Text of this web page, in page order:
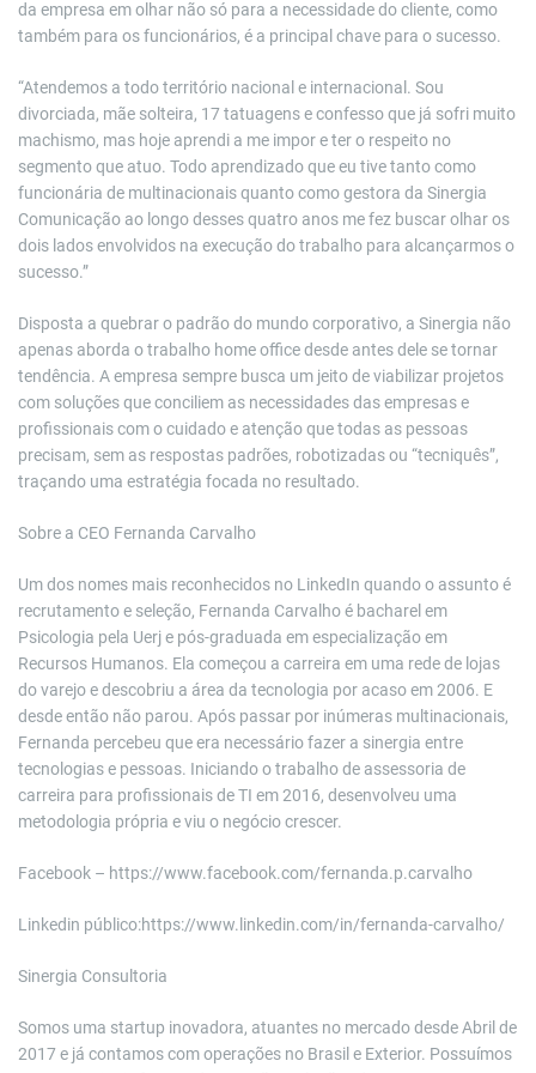
da empresa em olhar não só para a necessidade do cliente, como
também para os funcionários, é a principal chave para o sucesso.
“Atendemos a todo território nacional e internacional. Sou
divorciada, mãe solteira, 17 tatuagens e confesso que já sofri muito
machismo, mas hoje aprendi a me impor e ter o respeito no
segmento que atuo. Todo aprendizado que eu tive tanto como
funcionária de multinacionais quanto como gestora da Sinergia
Comunicação ao longo desses quatro anos me fez buscar olhar os
dois lados envolvidos na execução do trabalho para alcançarmos o
sucesso.”
Disposta a quebrar o padrão do mundo corporativo, a Sinergia não
apenas aborda o trabalho home office desde antes dele se tornar
tendência. A empresa sempre busca um jeito de viabilizar projetos
com soluções que conciliem as necessidades das empresas e
profissionais com o cuidado e atenção que todas as pessoas
precisam, sem as respostas padrões, robotizadas ou “tecniquês”,
traçando uma estratégia focada no resultado.
Sobre a CEO Fernanda Carvalho
Um dos nomes mais reconhecidos no LinkedIn quando o assunto é
recrutamento e seleção, Fernanda Carvalho é bacharel em
Psicologia pela Uerj e pós-graduada em especialização em
Recursos Humanos. Ela começou a carreira em uma rede de lojas
do varejo e descobriu a área da tecnologia por acaso em 2006. E
desde então não parou. Após passar por inúmeras multinacionais,
Fernanda percebeu que era necessário fazer a sinergia entre
tecnologias e pessoas. Iniciando o trabalho de assessoria de
carreira para profissionais de TI em 2016, desenvolveu uma
metodologia própria e viu o negócio crescer.
Facebook – https://www.facebook.com/fernanda.p.carvalho
Linkedin público:https://www.linkedin.com/in/fernanda-carvalho/
Sinergia Consultoria
Somos uma startup inovadora, atuantes no mercado desde Abril de
2017 e já contamos com operações no Brasil e Exterior. Possuímos